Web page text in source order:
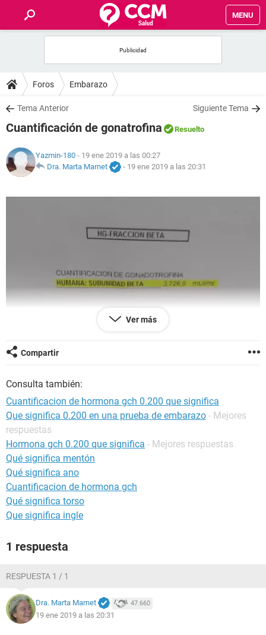
MENU
FOROS
SALUD
NUTRICIÓN
BIENESTAR
Foros Embarazo
Tema Anterior Siguiente Tema
Cuantificación de gonatrofina Resuelto
Yazmin-180 - 19 ene 2019 a las 00:27
Dra. Marta Marnet
- 19 ene 2019 a las 20:31
Ver más
Compartir
Consulta también:
Cuantificacion de hormona gch 0.200 que significa
Que significa 0.200 en una prueba de embarazo - Mejores
respuestas
Hormona gch 0.200 que significa - Mejores respuestas
Qué significa mentón
Qué significa ano
Cuantificacion de hormona gch
Qué significa torso
Que significa ingle
1 respuesta
RESPUESTA 1 / 1
Dra. Marta Marnet 47.660
19 ene 2019 a las 20:31